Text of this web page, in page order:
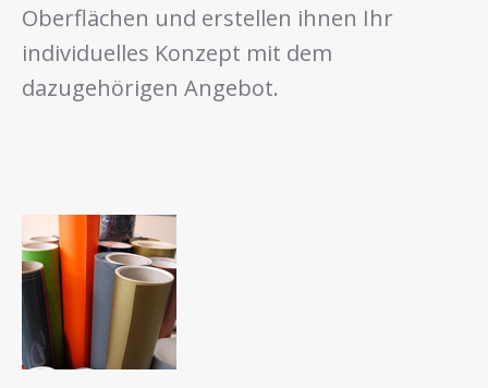
Oberflächen und erstellen ihnen Ihr
individuelles Konzept mit dem
dazugehörigen Angebot.